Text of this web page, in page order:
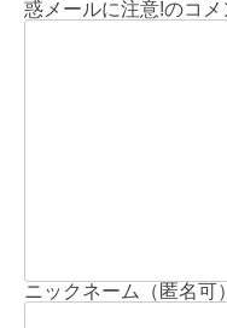
惑メールに注意!のコメ
ニックネーム（匿名可）